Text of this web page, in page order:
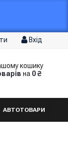
Вхід
кошику
на 0 ₴
АВТОТОВАРИ